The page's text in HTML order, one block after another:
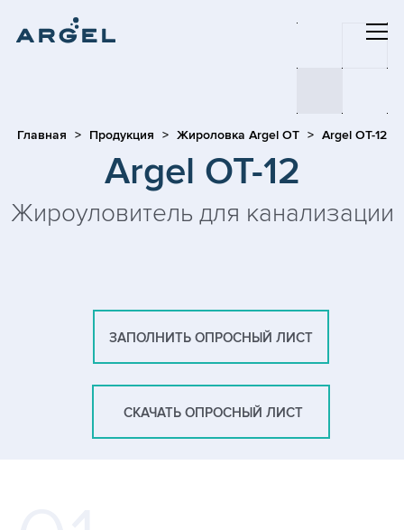
Главная Продукция Жироловка Argel OT Argel OT-12
Argel OT-12
Жироуловитель для канализации
ЗАПОЛНИТЬ ОПРОСНЫЙ ЛИСТ
СКАЧАТЬ ОПРОСНЫЙ ЛИСТ